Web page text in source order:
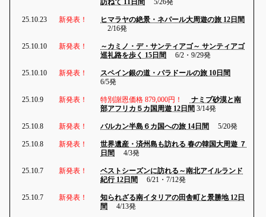
訪ねて 11日間
5/26発
25.10.23 新発表！
ヒマラヤの絶景・ネパール大周遊の旅 12日間
2/16発
25.10.10 新発表！
～カミノ・デ・サンティアゴ～ サンティアゴ
巡礼路を歩く 15日間
6/2・9/29発
25.10.10 新発表！
スペイン銀の道・パラドールの旅 10日間
6/5発
25.10.9 新発表！ 特別謝恩価格 879,000円！
ナミブ砂漠と南
部アフリカ５カ国周遊 12日間 3/14発
25.10.8 新発表！ バルカン半島６カ国への旅 14日間 5/20発
25.10.8 新発表！
世界遺産・済州島も訪れる 春の韓国大周遊 ７
日間
4/3発
25.10.7 新発表！
ベストシーズンに訪れる～南北アイルランド
紀行 12日間
6/21・7/12発
25.10.7 新発表！
知られざる南イタリアの田舎町と景勝地 12日
間
4/13発